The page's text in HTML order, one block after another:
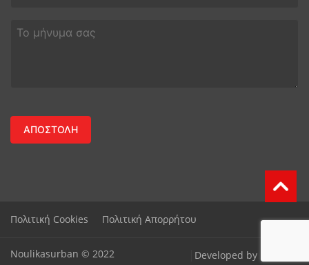
Πολιτική Cookies Πολιτική Απορρήτου
Noulikasurban © 2022 Developed by